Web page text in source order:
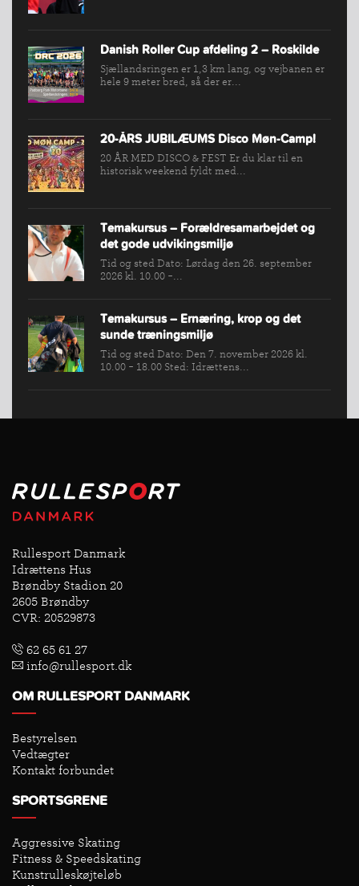
Danish Roller Cup afdeling 2 – Roskilde
Sjællandsringen er 1,3 km lang, og vejbanen er
hele 9 meter bred, så der er...
20-ÅRS JUBILÆUMS Disco Møn-Camp!
20 ÅR MED DISCO & FEST Er du klar til en
historisk weekend fyldt med...
Temakursus – Forældresamarbejdet og
det gode udvikingsmiljø
Tid og sted Dato: Lørdag den 26. september
2026 kl. 10.00 -...
Temakursus – Ernæring, krop og det
sunde træningsmiljø
Tid og sted Dato: Den 7. november 2026 kl.
10.00 - 18.00 Sted: Idrættens...
Rullesport Danmark
Idrættens Hus
Brøndby Stadion 20
2605 Brøndby
CVR: 20529873
62 65 61 27
info@rullesport.dk
OM RULLESPORT DANMARK
Bestyrelsen
Vedtægter
Kontakt forbundet
SPORTSGRENE
Aggressive Skating
Fitness & Speedskating
Kunstrulleskøjteløb